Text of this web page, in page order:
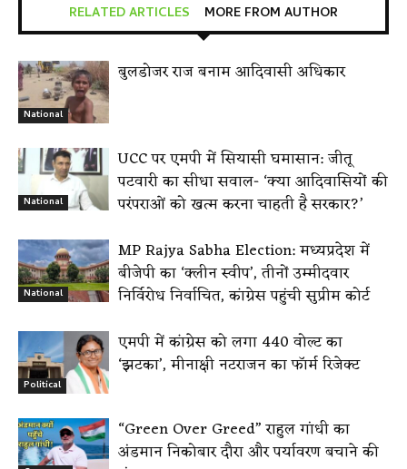
RELATED ARTICLES MORE FROM AUTHOR
National
बुलडोजर राज बनाम आदिवासी अधिकार
National
UCC पर एमपी में सियासी घमासान: जीतू
पटवारी का सीधा सवाल- ‘क्या आदिवासियों की
परंपराओं को खत्म करना चाहती है सरकार?’
National
MP Rajya Sabha Election: मध्यप्रदेश में
बीजेपी का ‘क्लीन स्वीप’, तीनों उम्मीदवार
निर्विरोध निर्वाचित, कांग्रेस पहुंची सुप्रीम कोर्ट
Political
एमपी में कांग्रेस को लगा 440 वोल्ट का
‘झटका’, मीनाक्षी नटराजन का फॉर्म रिजेक्ट
“Green Over Greed” राहुल गांधी का
अंडमान निकोबार दौरा और पर्यावरण बचाने की